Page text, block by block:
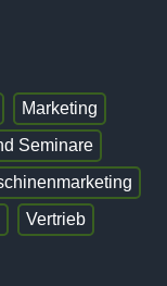
Marketing
Seminare
Vertrieb